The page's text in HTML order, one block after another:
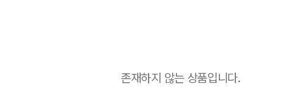
존재하지 않는 상품입니다.